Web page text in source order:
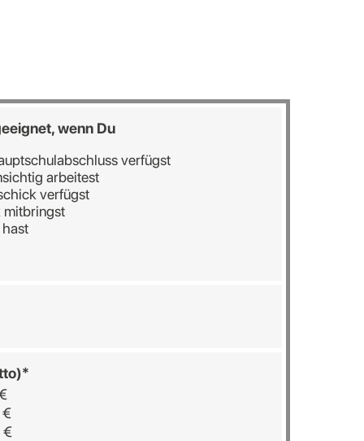
wenn Du
verfügst
arbeitest
verfügst
mitbringst
€